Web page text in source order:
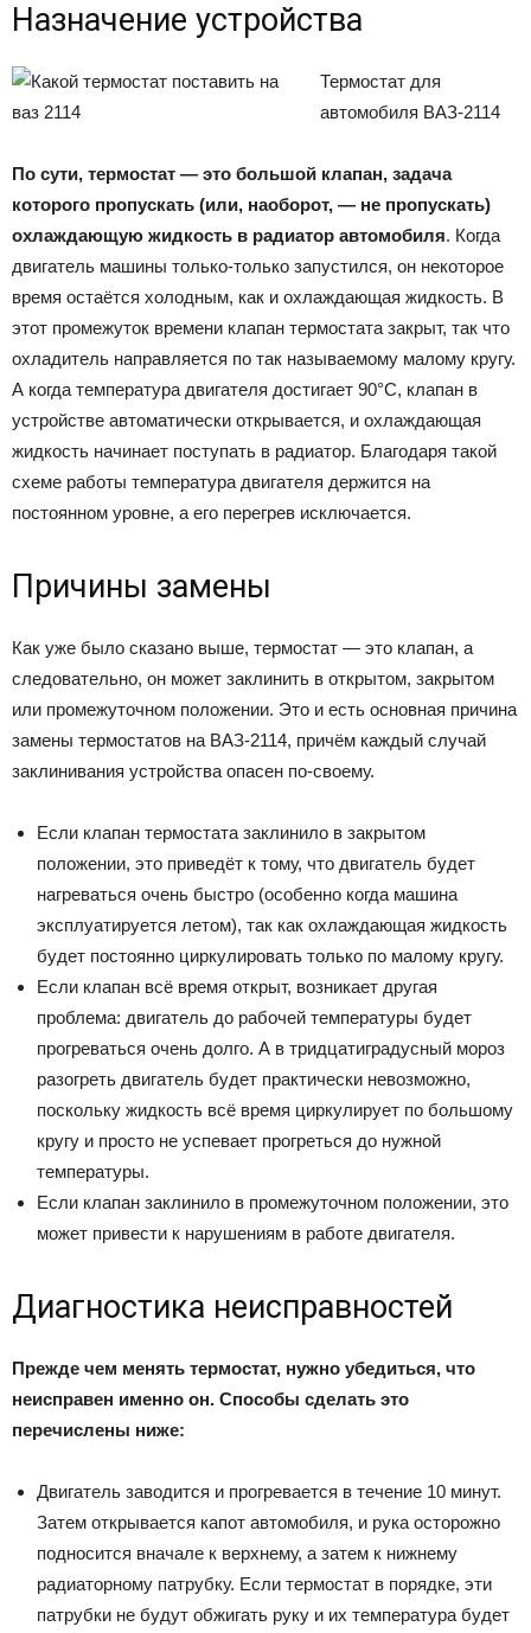
Назначение устройства
Термостат для
автомобиля ВАЗ-2114
По сути, термостат — это большой клапан, задача
которого пропускать (или, наоборот, — не пропускать)
охлаждающую жидкость в радиатор автомобиля. Когда
двигатель машины только-только запустился, он некоторое
время остаётся холодным, как и охлаждающая жидкость. В
этот промежуток времени клапан термостата закрыт, так что
охладитель направляется по так называемому малому кругу.
А когда температура двигателя достигает 90°C, клапан в
устройстве автоматически открывается, и охлаждающая
жидкость начинает поступать в радиатор. Благодаря такой
схеме работы температура двигателя держится на
постоянном уровне, а его перегрев исключается.
Причины замены
Как уже было сказано выше, термостат — это клапан, а
следовательно, он может заклинить в открытом, закрытом
или промежуточном положении. Это и есть основная причина
замены термостатов на ВАЗ-2114, причём каждый случай
заклинивания устройства опасен по-своему.
Если клапан термостата заклинило в закрытом
положении, это приведёт к тому, что двигатель будет
нагреваться очень быстро (особенно когда машина
эксплуатируется летом), так как охлаждающая жидкость
будет постоянно циркулировать только по малому кругу.
Если клапан всё время открыт, возникает другая
проблема: двигатель до рабочей температуры будет
прогреваться очень долго. А в тридцатиградусный мороз
разогреть двигатель будет практически невозможно,
поскольку жидкость всё время циркулирует по большому
кругу и просто не успевает прогреться до нужной
температуры.
Если клапан заклинило в промежуточном положении, это
может привести к нарушениям в работе двигателя.
Диагностика неисправностей
Прежде чем менять термостат, нужно убедиться, что
неисправен именно он. Способы сделать это
перечислены ниже:
Двигатель заводится и прогревается в течение 10 минут.
Затем открывается капот автомобиля, и рука осторожно
подносится вначале к верхнему, а затем к нижнему
радиаторному патрубку. Если термостат в порядке, эти
патрубки не будут обжигать руку и их температура будет